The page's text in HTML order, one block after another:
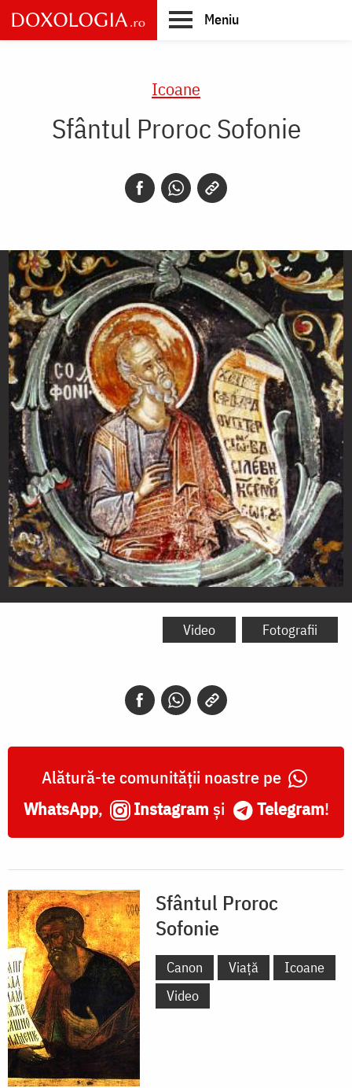
Skip
to
main
Meniu
Icoane
Sfântul Proroc Sofonie
Sfântul
Video Fotografii
Alătură-te comunității noastre pe
WhatsApp, Instagram și Telegram!
Sfântul Proroc
Sofonie
Canon Viață
Icoane
Video